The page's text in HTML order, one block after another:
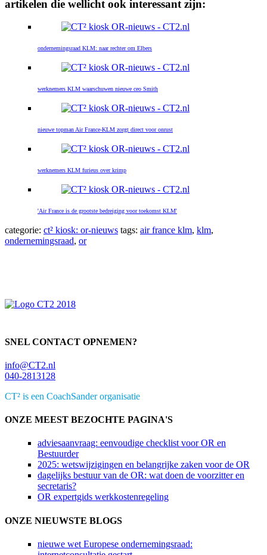
artikelen die wellicht ook interessant zijn:
ondernemingsraad KLM: naar rechter om Elbers
werknemers KLM waarschuwen nieuwe ceo Smith
nieuwe topman Air France-KLM zorgt direct voor onrust
werknemers KLM furieus over krimp
'Air France is de grootste bedreiging voor toekomst KLM'
categorie: ct² kiosk: or-nieuws tags: air france klm, klm,
ondernemingsraad, or
SNEL CONTACT OPNEMEN?
info@CT2.nl
040-2813128
CT² is een CoachSander organisatie
ONZE MEEST BEZOCHTE PAGINA'S
adviesaanvraag: eenvoudige checklist voor OR en
Bestuurder
2025: wetswijzigingen en belangrijke zaken voor de OR
dagelijks bestuur van de OR: wat doen de voorzitter en
secretaris?
OR expertgids werkkostenregeling
ONZE NIEUWSTE BLOGS
nieuwe wet Europese ondernemingsraad: